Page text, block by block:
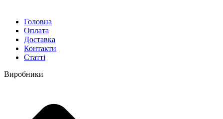
Головна
Оплата
Доставка
Контакти
Статті
Виробники